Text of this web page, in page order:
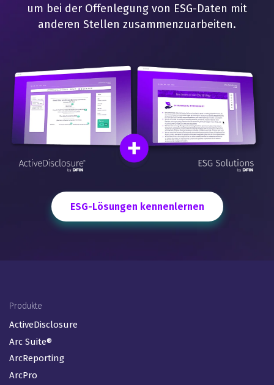
um bei der Offenlegung von ESG-Daten mit
anderen Stellen zusammenzuarbeiten.
ESG-Lösungen kennenlernen
Footer Menu (DE)
Produkte
ActiveDisclosure
Arc Suite®
ArcReporting
ArcPro